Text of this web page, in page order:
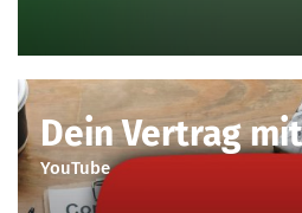
Dein Vertrag
YouTube